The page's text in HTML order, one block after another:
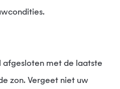
afgesloten met de laatste
zon. Vergeet niet uw